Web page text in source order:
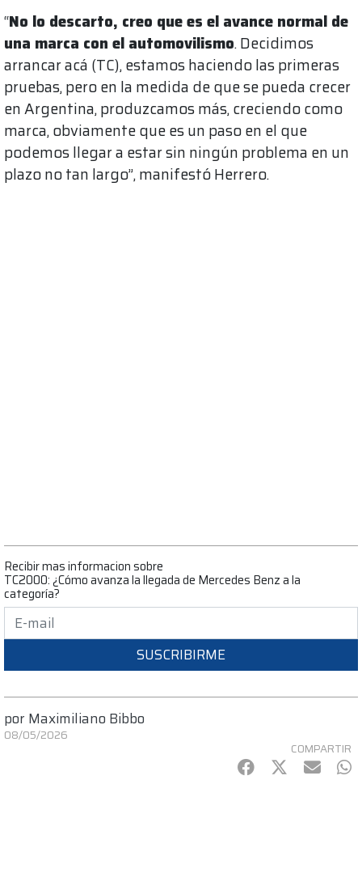
“No lo descarto, creo que es el avance normal de
una marca con el automovilismo. Decidimos
arrancar acá (TC), estamos haciendo las primeras
pruebas, pero en la medida de que se pueda crecer
en Argentina, produzcamos más, creciendo como
marca, obviamente que es un paso en el que
podemos llegar a estar sin ningún problema en un
plazo no tan largo”, manifestó Herrero.
Recibir mas informacion sobre
TC2000: ¿Cómo avanza la llegada de Mercedes Benz a la
categoría?
SUSCRIBIRME
por Maximiliano Bibbo
08/05/2026
COMPARTIR
Facebook
Twitter
mail